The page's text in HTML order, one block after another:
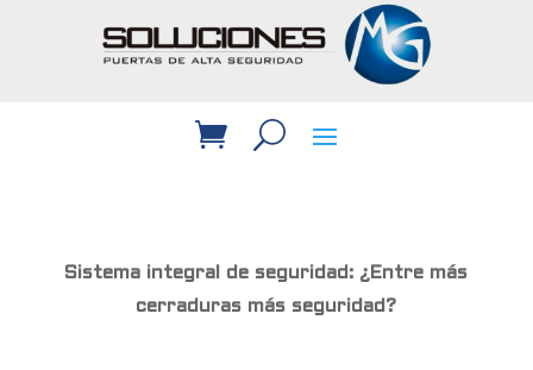
Sistema integral de seguridad: ¿Entre más
cerraduras más seguridad?